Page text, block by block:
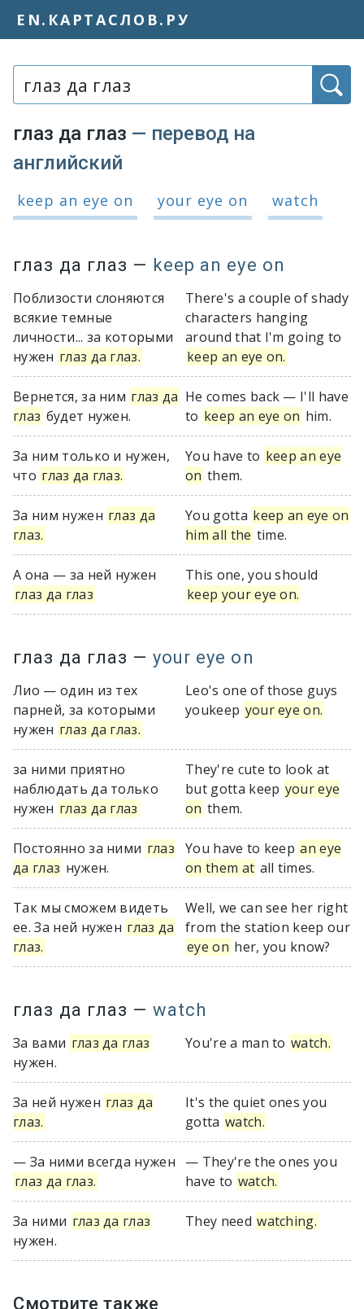
EN.КАРТАСЛОВ.РУ
глаз да глаз — перевод на
английский
Варианты перевода
keep an eye on your eye on watch
глаз да глаз — keep an eye on
Поблизости слоняются
всякие темные
личности... за которыми
нужен глаз да глаз.
There's a couple of shady
characters hanging
around that I'm going to
keep an eye on.
Вернется, за ним глаз да
глаз будет нужен.
He comes back — I'll have
to keep an eye on him.
За ним только и нужен,
что глаз да глаз.
You have to keep an eye
on them.
За ним нужен глаз да
глаз.
You gotta keep an eye on
him all the time.
А она — за ней нужен
глаз да глаз
This one, you should
keep your eye on.
глаз да глаз — your eye on
Лио — один из тех
парней, за которыми
нужен глаз да глаз.
Leo's one of those guys
youkeep your eye on.
за ними приятно
наблюдать да только
нужен глаз да глаз
They're cute to look at
but gotta keep your eye
on them.
Постоянно за ними глаз
да глаз нужен.
You have to keep an eye
on them at all times.
Так мы сможем видеть
ее. За ней нужен глаз да
глаз.
Well, we can see her right
from the station keep our
eye on her, you know?
глаз да глаз — watch
За вами глаз да глаз
нужен.
You're a man to watch.
За ней нужен глаз да
глаз.
It's the quiet ones you
gotta watch.
— За ними всегда нужен
глаз да глаз.
— They're the ones you
have to watch.
За ними глаз да глаз
нужен.
They need watching.
Смотрите также